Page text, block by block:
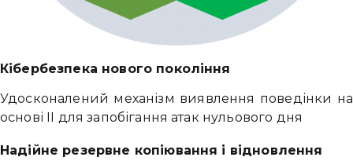
Кібербезпека нового покоління
Удосконалений механізм виявлення поведінки на
основі ІІ для запобігання атак нульового дня
Надійне резервне копіювання і відновлення